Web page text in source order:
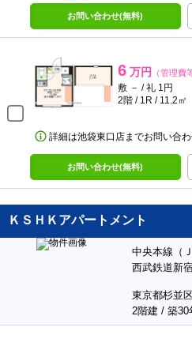
お問い合わせ(無料)
6 万円 （管理費
敷 － / 礼 1円
2階 / 1R / 11.2㎡
詳細は池袋東口店までお問い合
お問い合わせ(無料)
ＫＳＨＫアパートメント
中央本線（
西武鉄道新
東京都杉並
2階建 / 築30